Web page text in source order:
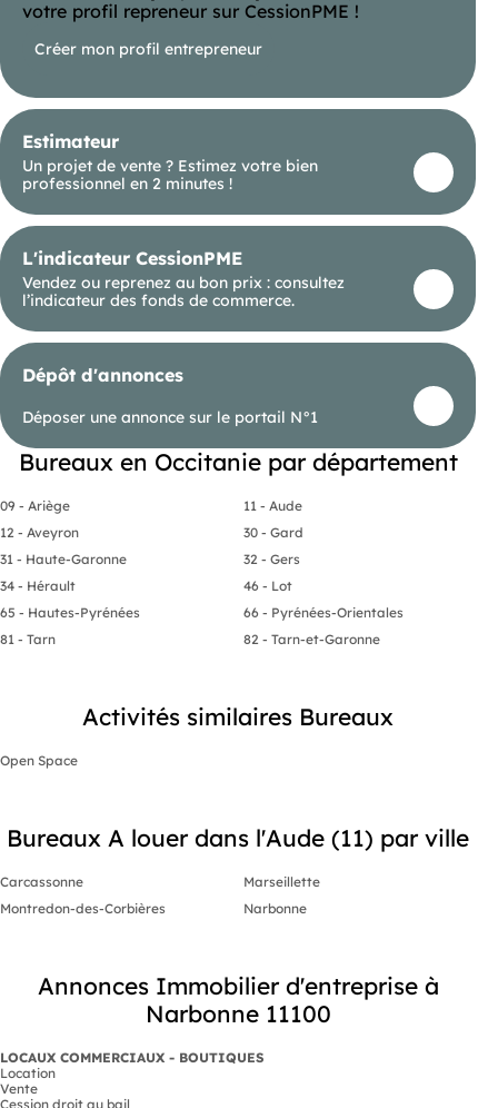
votre profil repreneur sur CessionPME !
Créer mon profil entrepreneur
Estimateur
Un projet de vente ? Estimez votre bien
professionnel en 2 minutes !
L'indicateur CessionPME
Vendez ou reprenez au bon prix : consultez
l’indicateur des fonds de commerce.
Dépôt d'annonces
Déposer une annonce sur le portail N°1
Bureaux en Occitanie par département
09 - Ariège
11 - Aude
12 - Aveyron
30 - Gard
31 - Haute-Garonne
32 - Gers
34 - Hérault
46 - Lot
65 - Hautes-Pyrénées
66 - Pyrénées-Orientales
81 - Tarn
82 - Tarn-et-Garonne
Activités similaires Bureaux
Open Space
Bureaux A louer dans l'Aude (11) par ville
Carcassonne
Marseillette
Montredon-des-Corbières
Narbonne
Annonces Immobilier d'entreprise à
Narbonne 11100
LOCAUX COMMERCIAUX - BOUTIQUES
Location
Vente
Cession droit au bail